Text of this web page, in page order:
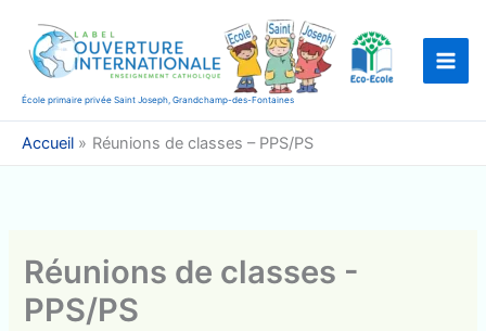
contenu
École primaire privée Saint Joseph, Grandchamp-des-Fontaines
Accueil Réunions de classes – PPS/PS
Réunions de classes -
PPS/PS